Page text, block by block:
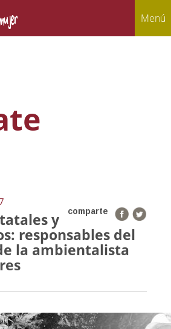
Menú
comparte
y
responsables del
la ambientalista